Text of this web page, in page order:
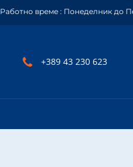
Работно време : Понеделник до
+389 43 230 623